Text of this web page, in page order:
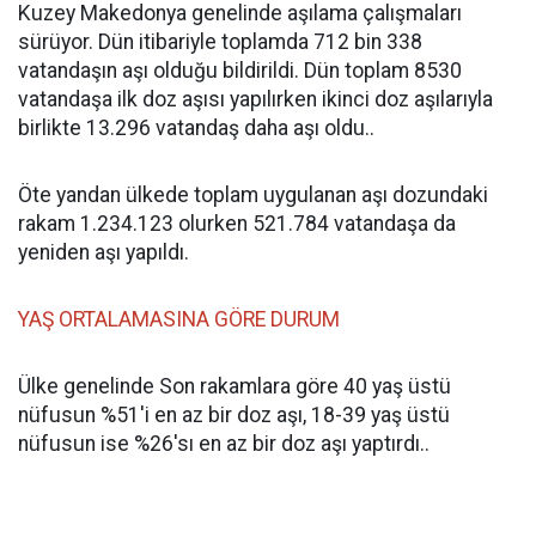
Kuzey Makedonya genelinde aşılama çalışmaları
sürüyor. Dün itibariyle toplamda 712 bin 338
vatandaşın aşı olduğu bildirildi. Dün toplam 8530
vatandaşa ilk doz aşısı yapılırken ikinci doz aşılarıyla
birlikte 13.296 vatandaş daha aşı oldu..
Öte yandan ülkede toplam uygulanan aşı dozundaki
rakam 1.234.123 olurken 521.784 vatandaşa da
yeniden aşı yapıldı.
YAŞ ORTALAMASINA GÖRE DURUM
Ülke genelinde Son rakamlara göre 40 yaş üstü
nüfusun %51'i en az bir doz aşı, 18-39 yaş üstü
nüfusun ise %26'sı en az bir doz aşı yaptırdı..